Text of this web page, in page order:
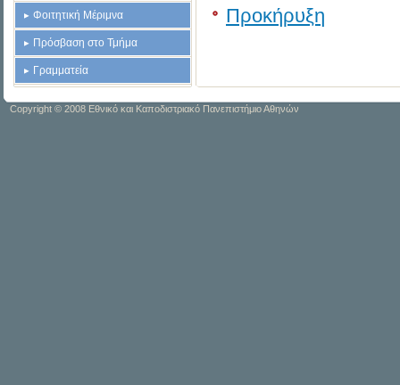
Φοιτητική Μέριμνα
Πρόσβαση στο Τμήμα
Γραμματεία
Προκήρυξη
Copyright © 2008 Εθνικό και Καποδιστριακό Πανεπιστήμιο Αθηνών